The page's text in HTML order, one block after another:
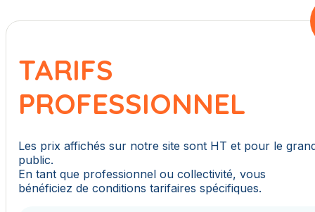
TARIFS
PROFESSIONNEL
Les prix affichés sur notre site sont HT et pour le
public.
En tant que professionnel ou collectivité, vous
bénéficiez de conditions tarifaires spécifiques.